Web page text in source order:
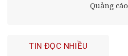
Quảng cáo
TIN ĐỌC NHIỀU